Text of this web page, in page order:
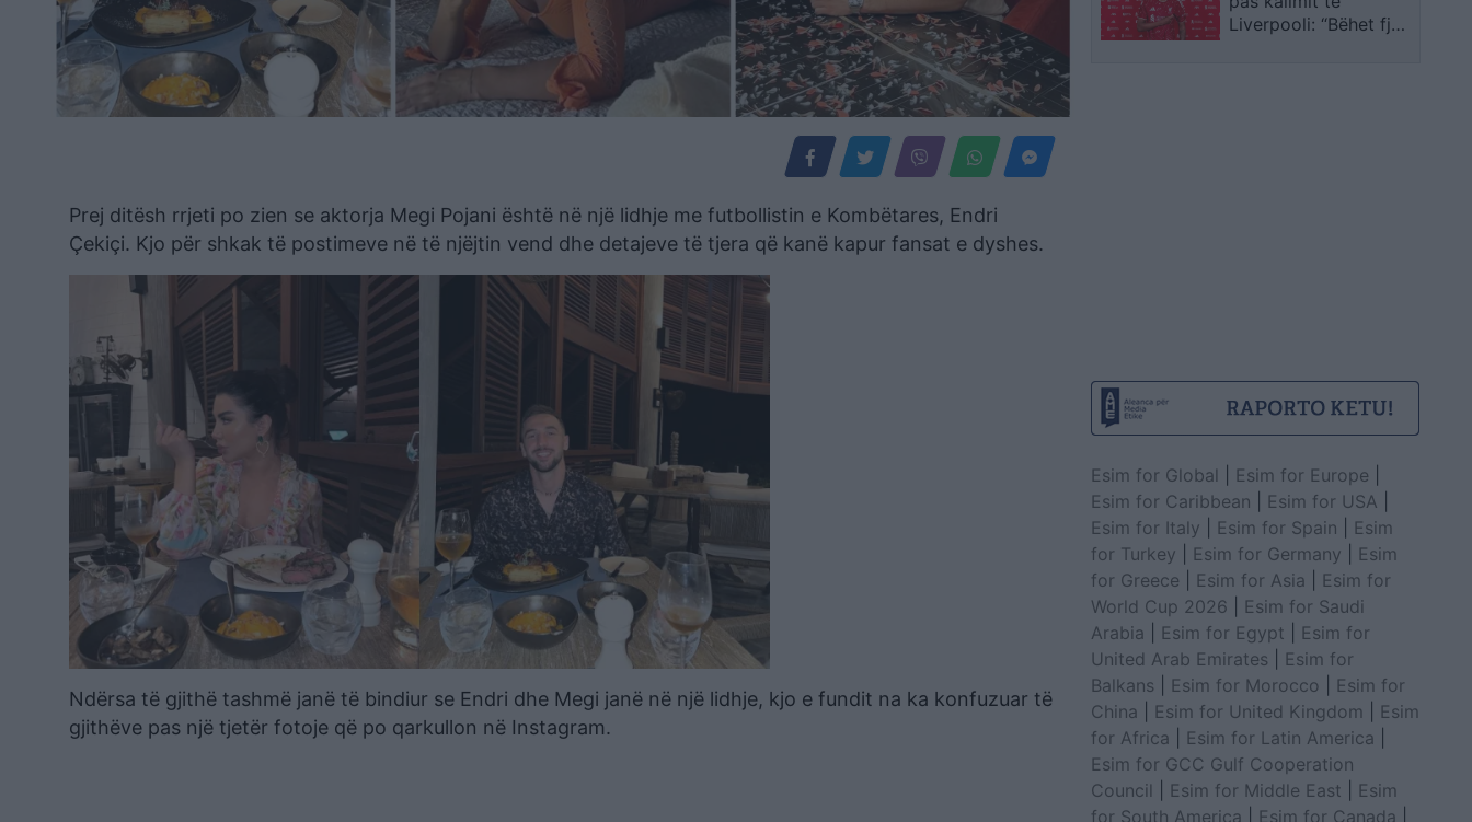
Prej ditësh rrjeti po zien se aktorja Megi Pojani është në një lidhje me futbollistin e Kombëtares, Endri
Çekiçi. Kjo për shkak të postimeve në të njëjtin vend dhe detajeve të tjera që kanë kapur fansat e dyshes.
Ndërsa të gjithë tashmë janë të bindiur se Endri dhe Megi janë në një lidhje, kjo e fundit na ka konfuzuar të
gjithëve pas një tjetër fotoje që po qarkullon në Instagram.
Liverpooli: “Bëhet fjalë
Esim for Global Esim for Europe
Esim for Caribbean
Esim for USA
Esim for Italy
Esim for Spain
Esim
for Turkey
Esim for Germany
Esim
for Greece
Esim for Asia
Esim for
World Cup 2026
Esim for Saudi
Arabia
Esim for Egypt
Esim for
United Arab Emirates
Esim for
Balkans
Esim for Morocco
Esim for
China
Esim for United Kingdom
Esim
for Africa
Esim for Latin America
Esim for GCC Gulf Cooperation
Council
Esim for Middle East
Esim
for South America
Esim for Canada